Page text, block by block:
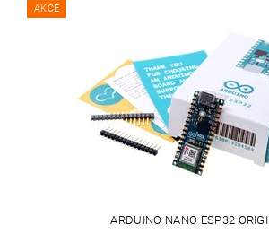
AKCE
ARDUINO NANO ESP32